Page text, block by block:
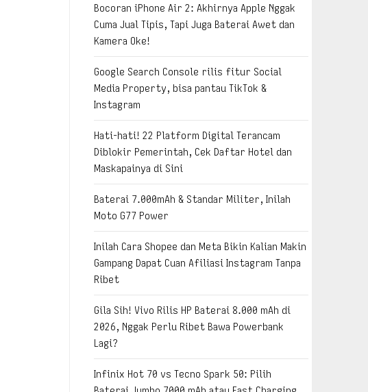
Bocoran iPhone Air 2: Akhirnya Apple Nggak
Cuma Jual Tipis, Tapi Juga Baterai Awet dan
Kamera Oke!
Google Search Console rilis fitur Social
Media Property, bisa pantau TikTok &
Instagram
Hati-hati! 22 Platform Digital Terancam
Diblokir Pemerintah, Cek Daftar Hotel dan
Maskapainya di Sini
Baterai 7.000mAh & Standar Militer, Inilah
Moto G77 Power
Inilah Cara Shopee dan Meta Bikin Kalian Makin
Gampang Dapat Cuan Afiliasi Instagram Tanpa
Ribet
Gila Sih! Vivo Rilis HP Baterai 8.000 mAh di
2026, Nggak Perlu Ribet Bawa Powerbank
Lagi?
Infinix Hot 70 vs Tecno Spark 50: Pilih